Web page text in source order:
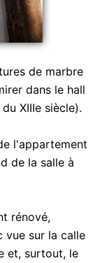
de marbre
dans le hall
XIIIe siècle).
l'appartement
de la salle à
rénové,
vue sur la calle
et, surtout, le